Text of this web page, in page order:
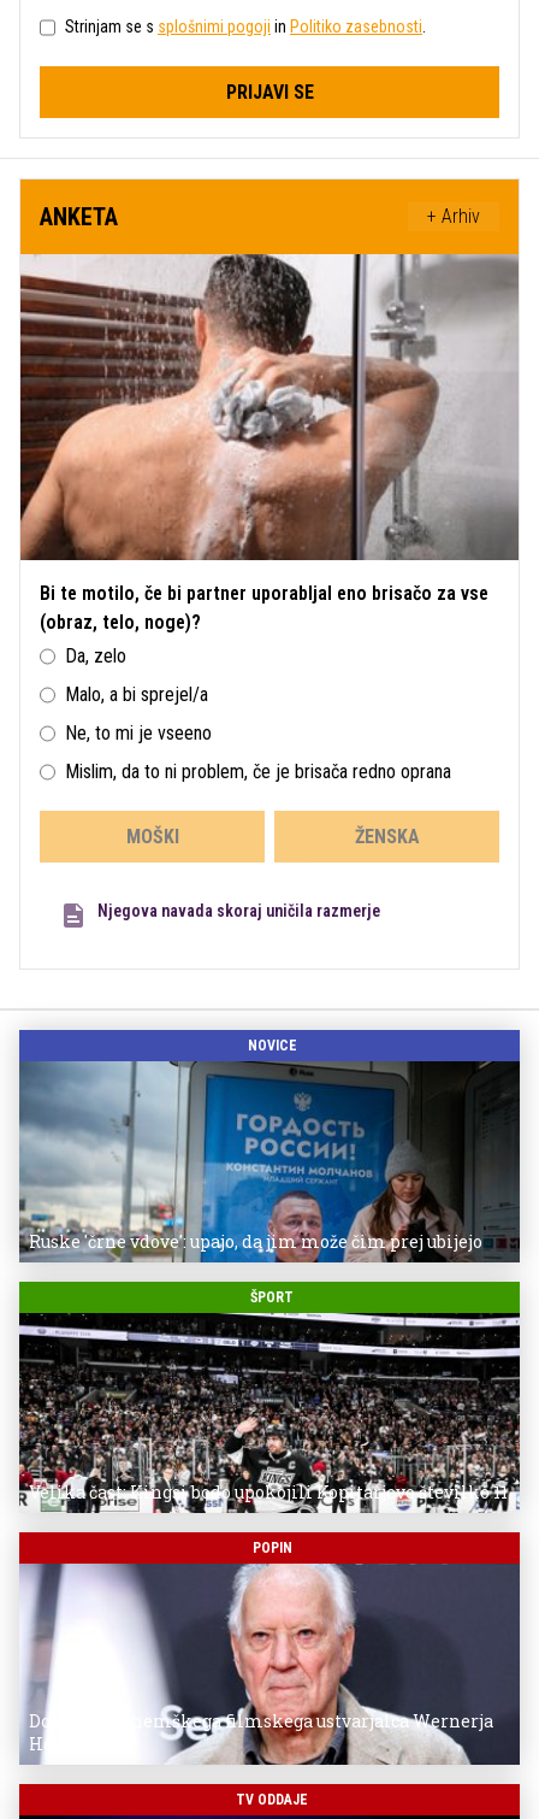
Strinjam se s splošnimi pogoji in Politiko zasebnosti.
PRIJAVI SE
ANKETA + Arhiv
Bi te motilo, če bi partner uporabljal eno brisačo za vse
(obraz, telo, noge)?
Da, zelo
Malo, a bi sprejel/a
Ne, to mi je vseeno
Mislim, da to ni problem, če je brisača redno oprana
MOŠKI ŽENSKA
Njegova navada skoraj uničila razmerje
NOVICE
Ruske 'črne vdove': upajo, da jim može čim prej ubijejo
ŠPORT
Velika čast: Kingsi bodo upokojili Kopitarjevo številko 11
POPIN
Donostia za nemškega filmskega ustvarjalca Wernerja
Herzoga
TV ODDAJE